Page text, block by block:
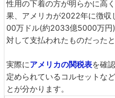
性用の下着の方が明らかに高
果、アメリカが2022年に徴収
00万ドル(約2033億5000万円
対して支払われたものだったと
実際にアメリカの関税表を確
定められているコルセットな
とが分かります。